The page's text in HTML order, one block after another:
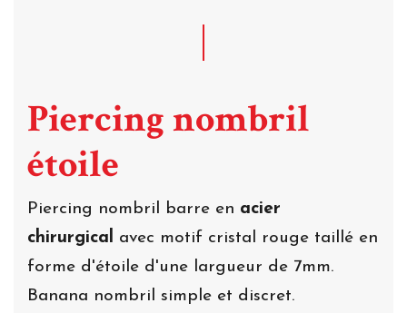
Piercing nombril
étoile
Piercing nombril barre en acier
chirurgical
avec motif cristal rouge taillé en
forme d'étoile d'une largueur de 7mm.
Banana nombril simple et discret.